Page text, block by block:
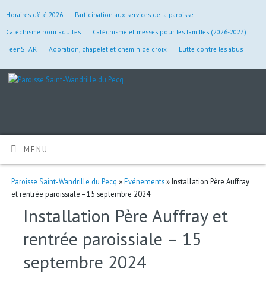
Horaires d’été 2026
Participation aux services de la paroisse
Catéchisme pour adultes
Catéchisme et messes pour les familles (2026-2027)
TeenSTAR
Adoration, chapelet et chemin de croix Lutte contre les abus
MENU
Paroisse Saint-Wandrille du Pecq »Evénements» Installation Père Auffray
et rentrée paroissiale – 15 septembre 2024
Installation Père Auffray et
rentrée paroissiale – 15
septembre 2024